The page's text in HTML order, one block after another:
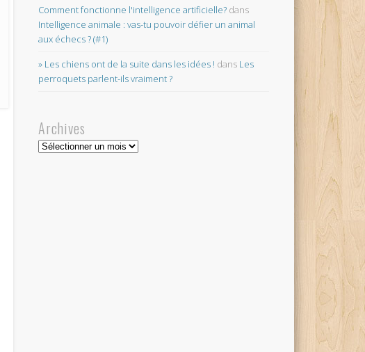
Comment fonctionne l'intelligence artificielle? dans
Intelligence animale : vas-tu pouvoir défier un animal
aux échecs ? (#1)
» Les chiens ont de la suite dans les idées ! dans Les
perroquets parlent-ils vraiment ?
Archives
Archives